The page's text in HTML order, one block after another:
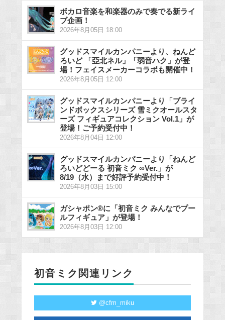
ボカロ音楽を和楽器のみで奏でる新ライ
ブ企画！
2026年8月05日 18:00
グッドスマイルカンパニーより、ねんど
ろいど 「亞北ネル」「弱音ハク」が登
場！フェイスメーカーコラボも開催中！
2026年8月05日 12:00
グッドスマイルカンパニーより「ブライ
ンドボックスシリーズ 雪ミクオールスタ
ーズ フィギュアコレクション Vol.1」が
登場！ご予約受付中！
2026年8月04日 12:00
グッドスマイルカンパニーより「ねんど
ろいどどーる 初音ミク ∞Ver.」が
8/19（水）まで好評予約受付中！
2026年8月03日 15:00
ガシャポン®に「初音ミク みんなでプー
ルフィギュア」が登場！
2026年8月03日 12:00
初音ミク関連リンク
@cfm_miku